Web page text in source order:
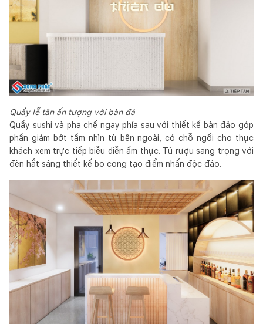
Quầy lễ tân ấn tượng với bàn đá
Quầy sushi và pha chế ngay phía sau với thiết kế bàn đảo góp
phần giảm bớt tầm nhìn từ bên ngoài, có chỗ ngồi cho thực
khách xem trực tiếp biễu diễn ẩm thực. Tủ rượu sang trọng với
đèn hắt sáng thiết kế bo cong tạo điểm nhấn độc đáo.